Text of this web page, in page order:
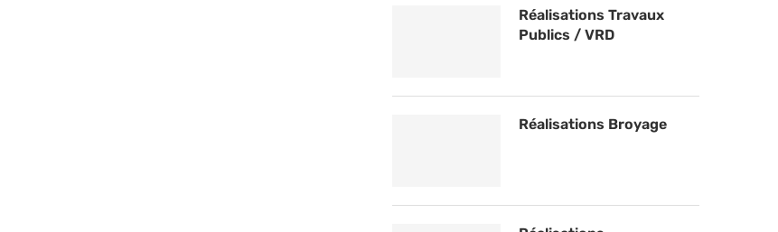
Réalisations Travaux
Publics / VRD
Réalisations Broyage